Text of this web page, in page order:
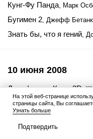
Кунг-Фу Панда, Марк
Бугимен 2, Джефф
Знать бы, что я гений,
10 июня 2008
Дельфины и Киты 3D,
12 июня 2008
На этой веб-странице
страницы сайта, Вы
Узнать больше
Подтвердить